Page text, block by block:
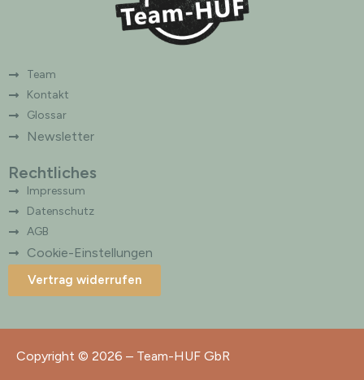
Team
Kontakt
Glossar
Newsletter
Rechtliches
Impressum
Datenschutz
AGB
Cookie-Einstellungen
Vertrag widerrufen
Copyright © 2026 – Team-HUF GbR